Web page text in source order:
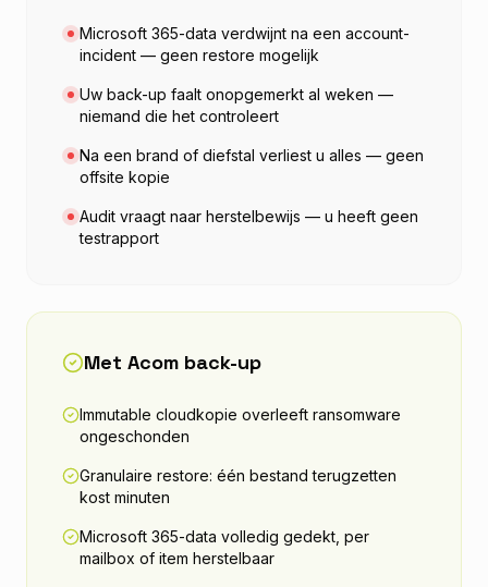
Microsoft 365-data verdwijnt na een account-
incident — geen restore mogelijk
Uw back-up faalt onopgemerkt al weken —
niemand die het controleert
Na een brand of diefstal verliest u alles — geen
offsite kopie
Audit vraagt naar herstelbewijs — u heeft geen
testrapport
Met Acom back-up
Immutable cloudkopie overleeft ransomware
ongeschonden
Granulaire restore: één bestand terugzetten
kost minuten
Microsoft 365-data volledig gedekt, per
mailbox of item herstelbaar